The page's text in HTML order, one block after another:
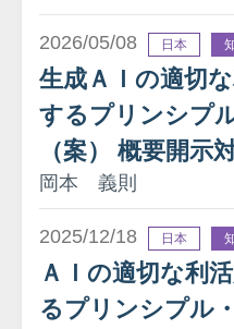
2026/05/08 日本
生成ＡＩの適切
するプリンシプ
（案） 概要開示
岡本 義則
2025/12/18 日本
ＡＩの適切な利
るプリンシプル